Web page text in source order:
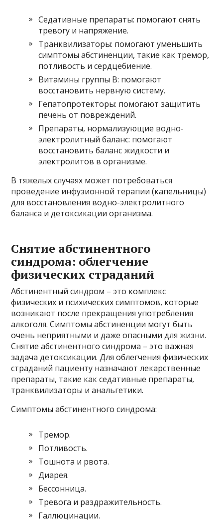
Седативные препараты: помогают снять
тревогу и напряжение.
Транквилизаторы: помогают уменьшить
симптомы абстиненции, такие как тремор,
потливость и сердцебиение.
Витамины группы B: помогают
восстановить нервную систему.
Гепатопротекторы: помогают защитить
печень от повреждений.
Препараты, нормализующие водно-
электролитный баланс: помогают
восстановить баланс жидкости и
электролитов в организме.
В тяжелых случаях может потребоваться
проведение инфузионной терапии (капельницы)
для восстановления водно-электролитного
баланса и детоксикации организма.
Снятие абстинентного
синдрома: облегчение
физических страданий
Абстинентный синдром – это комплекс
физических и психических симптомов, которые
возникают после прекращения употребления
алкоголя. Симптомы абстиненции могут быть
очень неприятными и даже опасными для жизни.
Снятие абстинентного синдрома – это важная
задача детоксикации. Для облегчения физических
страданий пациенту назначают лекарственные
препараты, такие как седативные препараты,
транквилизаторы и анальгетики.
Симптомы абстинентного синдрома:
Тремор.
Потливость.
Тошнота и рвота.
Диарея.
Бессонница.
Тревога и раздражительность.
Галлюцинации.